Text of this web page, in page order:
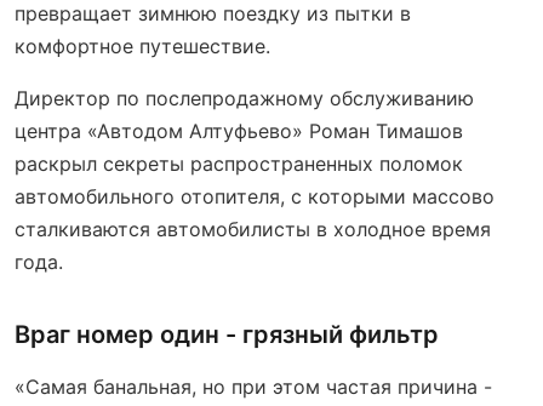
превращает зимнюю поездку из пытки в
комфортное путешествие.
Директор по послепродажному обслуживанию
центра «Автодом Алтуфьево» Роман Тимашов
раскрыл секреты распространенных поломок
автомобильного отопителя, с которыми массово
сталкиваются автомобилисты в холодное время
года.
Враг номер один - грязный фильтр
«Самая банальная, но при этом частая причина -